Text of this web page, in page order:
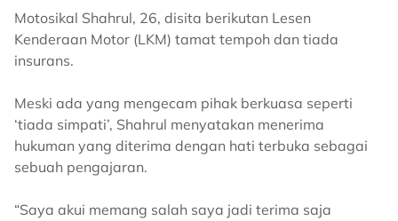
Motosikal Shahrul, 26, disita berikutan Lesen
Kenderaan Motor (LKM) tamat tempoh dan tiada
insurans.
Meski ada yang mengecam pihak berkuasa seperti
‘tiada simpati’, Shahrul menyatakan menerima
hukuman yang diterima dengan hati terbuka sebagai
sebuah pengajaran.
“Saya akui memang salah saya jadi terima saja